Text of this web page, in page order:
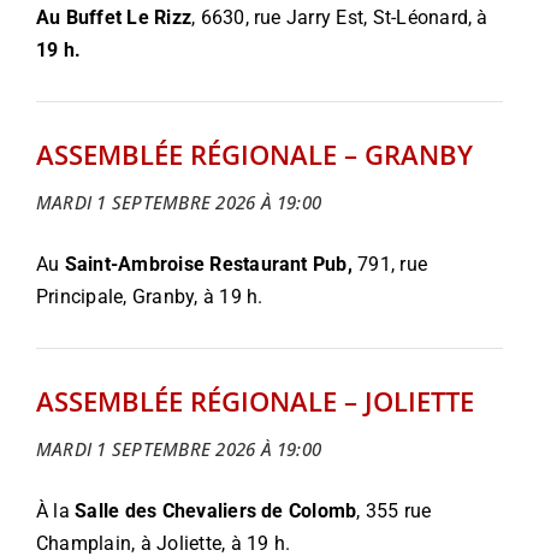
Au Buffet Le Rizz, 6630, rue Jarry Est, St-Léonard, à
19 h.
ASSEMBLÉE RÉGIONALE – GRANBY
MARDI 1 SEPTEMBRE 2026 À 19:00
Au Saint-Ambroise Restaurant Pub, 791, rue
Principale, Granby, à 19 h.
ASSEMBLÉE RÉGIONALE – JOLIETTE
MARDI 1 SEPTEMBRE 2026 À 19:00
À laSalle des Chevaliers de Colomb, 355 rue
Champlain, à Joliette, à 19 h.